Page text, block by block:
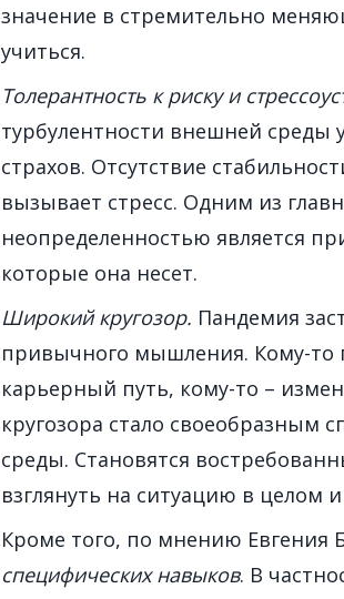
значение в стремительно
учиться.
Толерантность к риску и
турбулентности внешней среды
страхов. Отсутствие
вызывает стресс. Одним из
неопределенностью является
которые она несет.
Широкий кругозор. Пандемия
привычного мышления. Кому-то
карьерный путь, кому-то –
кругозора стало своеобразным
среды. Становятся
взглянуть на ситуацию в целом
Кроме того, по мнению Евгения
специфических навыков. В